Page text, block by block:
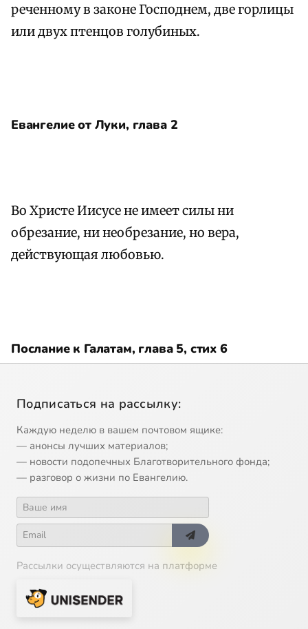
реченному в законе Господнем, две горлицы
или двух птенцов голубиных.
Евангелие от Луки, глава 2
Во Христе Иисусе не имеет силы ни
обрезание, ни необрезание, но вера,
действующая любовью.
Послание к Галатам, глава 5, стих 6
Подписаться на рассылку:
Каждую неделю в вашем почтовом ящике:
— анонсы лучших материалов;
— новости подопечных Благотворительного фонда;
— разговор о жизни по Евангелию.
Рассылки осуществляются на платформе